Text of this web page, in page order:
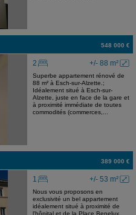
548 000 €
+/- 88 m²
2
Superbe appartement rénové de
88 m² à Esch-sur-Alzette.;
Idéalement situé à Esch-sur-
Alzette, juste en face de la gare et
à proximité immédiate de toutes
commodités (commerces,...
389 000 €
+/- 53 m²
1
Nous vous proposons en
exclusivité un bel appartement
idéalement situé à proximité de
l'hôpital et de la Place Benelux.